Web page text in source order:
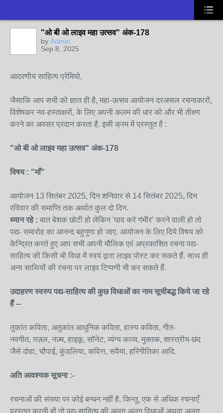
"ओ बी ओ लाइव महा उत्सव" अंक-178
by Admin
Sep 8, 2025
आदरणीय साहित्य प्रेमियो,
जैसाकि आप सभी को ज्ञात ही है, महा-उत्सव आयोजन दरअसल रचनाकारों,
विशेषकर नव-हस्ताक्षरों, के लिए अपनी कलम की धार को और भी तीक्ष्ण
करने का अवसर प्रदान करता है. इसी क्रम में प्रस्तुत है :
"ओ बी ओ लाइव महा उत्सव" अंक-178
विषय : "माँ"
आयोजन 13 सितंबर 2025, दिन शनिवार से 14 सितंबर 2025, दिन
रविवार की समाप्ति तक अर्थात कुल दो दिन.
ध्यान रहे : बात बेशक छोटी हो लेकिन 'घाव करे गंभीर’ करने वाली हो तो
पद्य- समारोह का आनन्द बहुगुणा हो जाए. आयोजन के लिए दिये विषय को
केन्द्रित करते हुए आप सभी अपनी मौलिक एवं अप्रकाशित रचना पद्य-
साहित्य की किसी भी विधा में स्वयं द्वारा लाइव पोस्ट कर सकते हैं. साथ ही
अन्य साथियों की रचना पर लाइव टिप्पणी भी कर सकते हैं.
उदाहरण स्वरुप पद्य-साहित्य की कुछ विधाओं का नाम सूचीबद्ध किये जा रहे
हैं --
तुकांत कविता, अतुकांत आधुनिक कविता, हास्य कविता, गीत-
नवगीत, ग़ज़ल, नज़्म, हाइकू, सॉनेट, व्यंग्य काव्य, मुक्तक, शास्त्रीय-छंद
जैसे दोहा, चौपाई, कुंडलिया, कवित्त, सवैया, हरिगीतिका आदि.
अति आवश्यक सूचना :-
रचनाओं की संख्या पर कोई बन्धन नहीं है. किन्तु, एक से अधिक रचनाएँ
प्रस्तुत करनी हों तो पद्य-साहित्य की अलग अलग विधाओं अथवा अलग